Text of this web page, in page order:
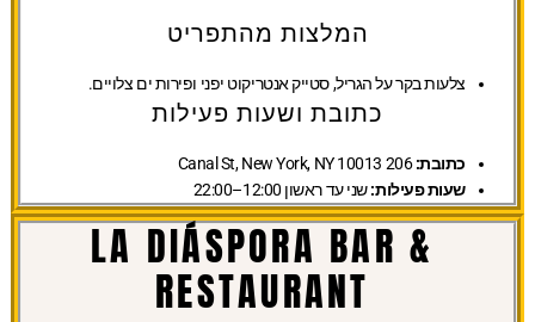
המלצות מהתפריט
צלעות בקר על הגריל, סטייק אנטריקוט יפני ופירות ים צלויים.
כתובת ושעות פעילות
כתובת:206 Canal St, New York, NY 10013
שעות פעילות:שני עד ראשון 12:00–22:00
LA DIÁSPORA BAR &
RESTAURANT